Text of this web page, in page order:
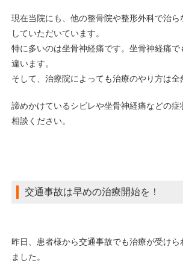
現在当院にも、他の整骨院や整形外科で治
していただいています。
特に多いのは坐骨神経痛です。坐骨神経痛
違います。
そして、治療院によっても治療のやり方は全
諦めかけているシビレや坐骨神経痛などの
相談ください。
交通事故は早めの治療開始を！
昨日、患者様から交通事故でも治療が受けら
ました。